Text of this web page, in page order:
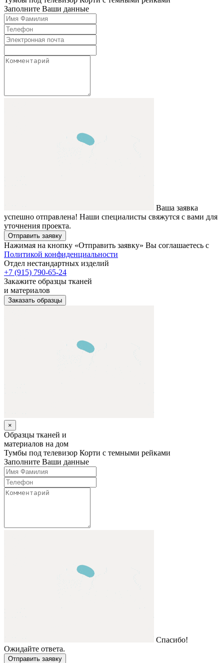
Заполните Ваши данные
Ваша заявка
успешно отправлена! Наши специалисты свяжутся с вами для
уточнения проекта.
Отправить заявку
Нажимая на кнопку «Отправить заявку» Вы соглашаетесь с
Политикой конфиденциальности
Отдел нестандартных изделий
+7 (915) 790-65-24
Закажите образцы тканей
и материалов
Заказать образцы
×
Образцы тканей и
материалов на дом
Тумбы под телевизор Корти с темными рейками
Заполните Ваши данные
Спасибо!
Ожидайте ответа.
Отправить заявку